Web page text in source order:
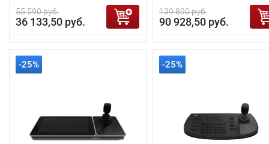
55 590 руб.
36 133,50 руб.
139 890 руб.
90 928,50 руб.
-25% -25%